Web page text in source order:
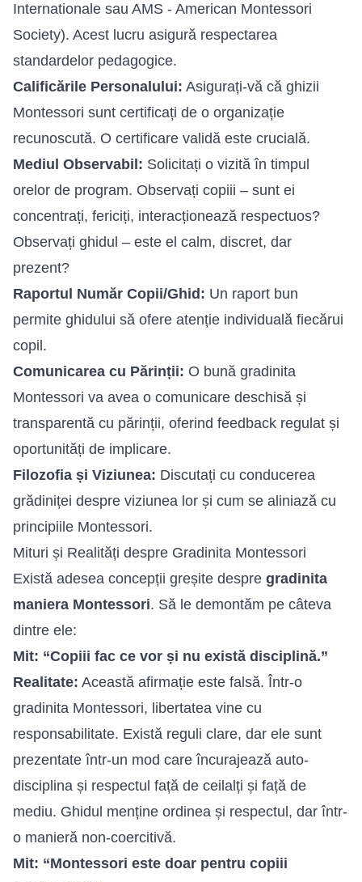
Internationale sau AMS - American Montessori
Society). Acest lucru asigură respectarea
standardelor pedagogice.
Calificările Personalului: Asigurați-vă că ghizii
Montessori sunt certificați de o organizație
recunoscută. O certificare validă este crucială.
Mediul Observabil: Solicitați o vizită în timpul
orelor de program. Observați copiii – sunt ei
concentrați, fericiți, interacționează respectuos?
Observați ghidul – este el calm, discret, dar
prezent?
Raportul Număr Copii/Ghid: Un raport bun
permite ghidului să ofere atenție individuală fiecărui
copil.
Comunicarea cu Părinții: O bună gradinita
Montessori va avea o comunicare deschisă și
transparentă cu părinții, oferind feedback regulat și
oportunități de implicare.
Filozofia și Viziunea: Discutați cu conducerea
grădiniței despre viziunea lor și cum se aliniază cu
principiile Montessori.
Mituri și Realități despre Gradinita Montessori
Există adesea concepții greșite despre gradinita
maniera Montessori. Să le demontăm pe câteva
dintre ele:
Mit: “Copiii fac ce vor și nu există disciplină.”
Realitate: Această afirmație este falsă. Într-o
gradinita Montessori, libertatea vine cu
responsabilitate. Există reguli clare, dar ele sunt
prezentate într-un mod care încurajează auto-
disciplina și respectul față de ceilalți și față de
mediu. Ghidul menține ordinea și respectul, dar într-
o manieră non-coercitivă.
Mit: “Montessori este doar pentru copiii